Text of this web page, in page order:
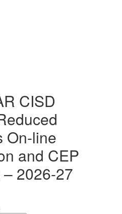
CISD
On-line
and CEP
2026-27